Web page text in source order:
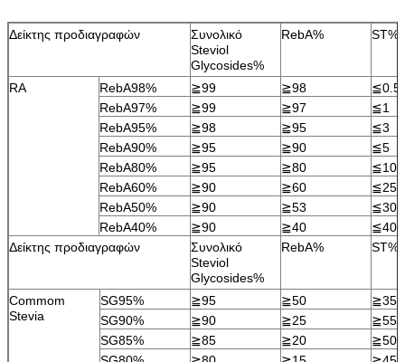
Δείκτης προδιαγραφών
Συνολικό
Steviol
Glycosides%
RebA% ST%
RA RebA98% ≧99 ≧98
≦0.5
RebA97%
≧99 ≧97
≦1
RebA95%
≧98 ≧95
≦3
RebA90%
≧95 ≧90
≦5
RebA80%
≧95 ≧80
≦10
RebA60%
≧90 ≧60
≦25
RebA50%
≧90 ≧53
≦30
RebA40%
≧90 ≧40
≦40
Δείκτης προδιαγραφών
Συνολικό
Steviol
Glycosides%
RebA% ST%
Commom
Stevia
SG95% ≧95 ≧50
≧35
SG90%
≧90 ≧25
≧55
SG85%
≧85 ≧20
≧50